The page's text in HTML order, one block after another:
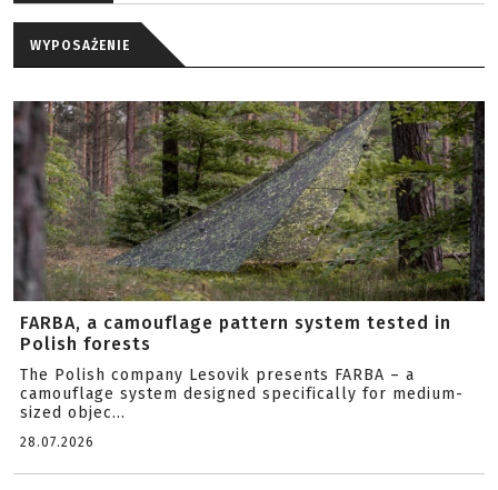
WYPOSAŻENIE
FARBA, a camouflage pattern system tested in
Polish forests
The Polish company Lesovik presents FARBA – a
camouflage system designed specifically for medium-
sized objec...
28.07.2026